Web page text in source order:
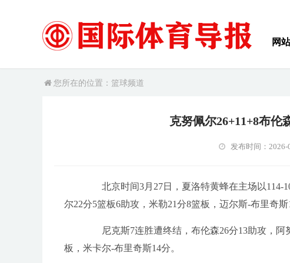
网
您所在的位置：篮球频道
克努佩尔26+11+8布伦
发布时间：2026-
北京时间3月27日，夏洛特黄蜂在主场以114-
尔22分5篮板6助攻，米勒21分8篮板，迈尔斯-布里奇斯
尼克斯7连胜遭终结，布伦森26分13助攻，阿
板，米卡尔-布里奇斯14分。